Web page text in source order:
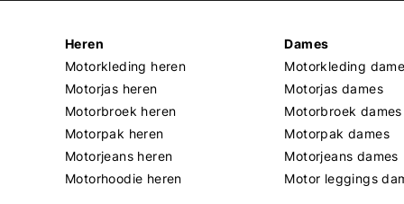
Heren
Motorkleding heren
Motorjas heren
Motorbroek heren
Motorpak heren
Motorjeans heren
Motorhoodie heren
Dames
Motorkleding
Motorjas dames
Motorbroek dames
Motorpak dames
Motorjeans dames
Motor leggings